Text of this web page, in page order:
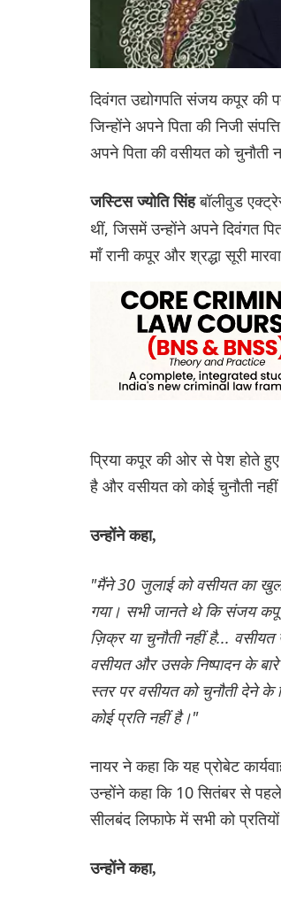
दिवंगत उद्योगपति संजय कपूर की
जिन्होंने अपने पिता की निजी
अपने पिता की वसीयत को चुनौती
जस्टिस ज्योति सिंहबॉलीवुड
थीं, जिसमें उन्होंने अपने दिवंगत
माँ रानी कपूर और श्रद्धा सूरी
प्रिया कपूर की ओर से पेश होते हुए
है और वसीयत को कोई चुनौती नहीं
उन्होंने कहा,
"मैंने 30 जुलाई को वसीयत का
गया। सभी जानते थे कि संजय
ज़िक्र या चुनौती नहीं है...
वसीयत और उसके निष्पादन के बारे
स्तर पर वसीयत को चुनौती देने
कोई प्रति नहीं है।"
नायर ने कहा कि यह प्रोबेट
उन्होंने कहा कि 10 सितंबर से
सीलबंद लिफाफे में सभी को
उन्होंने कहा,